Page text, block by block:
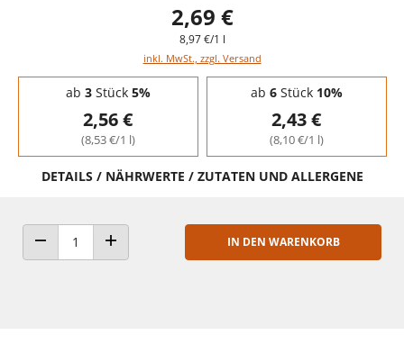
2,69 €
8,97 €/1 l
inkl. MwSt., zzgl. Versand
Staffelpreise - Mengenrabatt
ab 3Stück 5%
2,56 €
(8,53 €/1 l)
ab 6Stück 10%
2,43 €
(8,10 €/1 l)
DETAILS / NÄHRWERTE / ZUTATEN UND ALLERGENE
ANZAHL VERRINGERNANZAHL ERHÖHEN
IN DEN WARENKORB